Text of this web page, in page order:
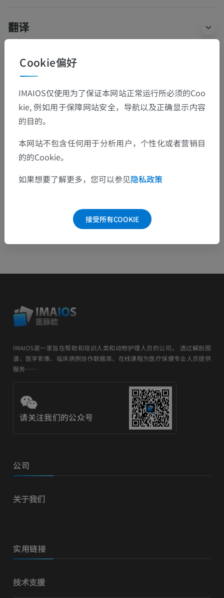
翻译
发现错误？
欢迎提出更正、翻译或内容改进的建议。
下载APP
安卓
IMAIOS是一家旨在帮助和培训人类和动物护理人员的公司。 透过解剖图
谱、医学影像、临床病例协作数据库、在线课程为医疗保健专业人员提供
服务……
请关注我们的公众号
公司
关于我们
实用链接
技术支援
Cookie偏好
IMAIOS仅使用为了保证本网站正常运行所必须的Coo
kie, 例如用于保障网站安全，导航以及正确显示内容
的目的。
本网站不包含任何用于分析用户，个性化或者营销目
的的Cookie。
如果想要了解更多，您可以参见隐私政策
接受所有COOKIE